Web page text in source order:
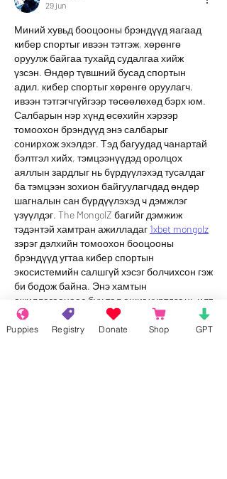
29 jun
Миний хувьд бооцооны брэндүүд яагаад
кибер спортыг ивээн тэтгэж, хөрөнгө
оруулж байгаа тухайд судалгаа хийж
үзсэн. Өндөр түвшний бусад спортын
адил, кибер спортыг хөрөнгө оруулагч,
ивээн тэтгэгчгүйгээр төсөөлөхөд бэрх юм.
Салбарын нэр хүнд өсөхийн хэрээр
томоохон брэндүүд энэ салбарыг
сонирхож эхэлдэг. Тэд багуудад чанартай
бэлтгэл хийх, тэмцээнүүдэд оролцох
аяллын зардлыг нь бүрдүүлэхэд тусалдаг
ба тэмцээн зохион байгуулагчдад өндөр
шагналын сан бүрдүүлэхэд ч дэмжлэг
үзүүлдэг. The MongolZ багийг дэмжиж
тэдэнтэй хамтран ажилладаг 1xbet mongolz
зэрэг дэлхийн томоохон бооцооны
брэндүүд угтаа кибер спортын
экосистемийн салшгүй хэсэг болчихсон гэж
би бодож байна. Энэ хамтын
ажиллагаанаас бүх тал ашиг хүртдэг нь илт
харагдаж байна.
Puppies Registry Donate Shop GPT